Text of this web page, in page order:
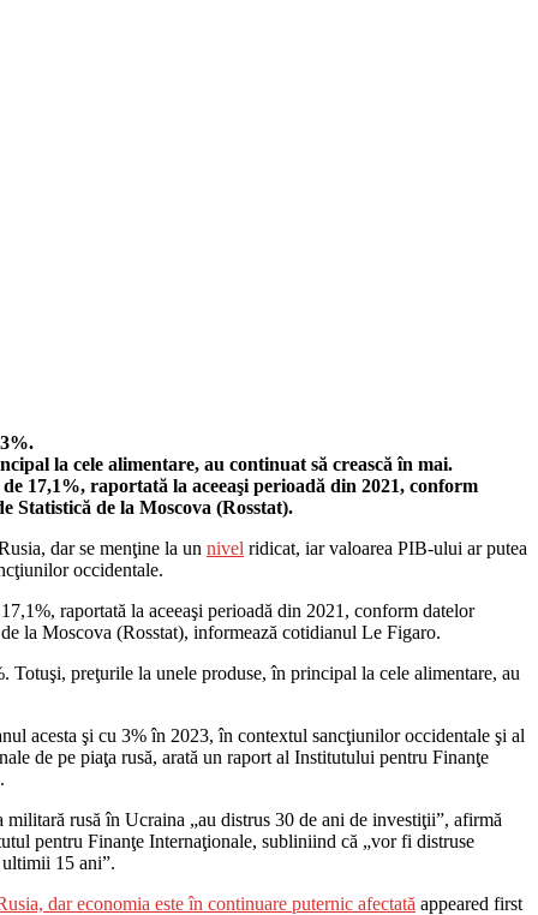
la cele alimentare, au continuat să crească în mai.
17,1%, raportată la aceeaşi perioadă din 2021, conform
Statistică de la Moscova (Rosstat).
dar se menţine la un nivel ridicat, iar valoarea PIB-ului ar putea
occidentale.
raportată la aceeaşi perioadă din 2021, conform datelor
la Moscova (Rosstat), informează cotidianul Le Figaro.
preţurile la unele produse, în principal la cele alimentare, au
acesta şi cu 3% în 2023, în contextul sancţiunilor occidentale şi al
de pe piaţa rusă, arată un raport al Institutului pentru Finanţe
rusă în Ucraina „au distrus 30 de ani de investiţii”, afirmă
pentru Finanţe Internaţionale, subliniind că „vor fi distruse
15 ani”.
dar economia este în continuare puternic afectată appeared first